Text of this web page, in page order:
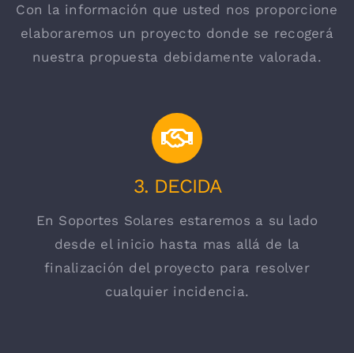
Con la información que usted nos proporcione
elaboraremos un proyecto donde se recogerá
nuestra propuesta debidamente valorada.
3. DECIDA
En Soportes Solares estaremos a su lado
desde el inicio hasta mas allá de la
finalización del proyecto para resolver
cualquier incidencia.